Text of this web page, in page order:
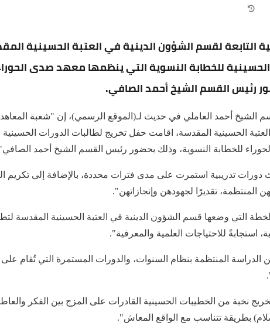
التابعة لقسم الشؤون الدينية في العتبة الحسينية
للخطابة النسوية التي ينظمها معهد صدى
رئيس القسم الشيخ أحمد الصافي.
الشيخ أحمد العاملي في حديث لـ(الموقع الرسمي)، إن "شعبة المعاهد
الحسينية المقدسة، اقامت حفل تخريج لطالبات الدورات الحسينية
للخطابة النسوية، وذلك بحضور رئيس القسم الشيخ أحمد
تدريبية استمرت على مدى فترات محددة، بالإضافة إلى تكريم
المنتظمة، تقديرًا لجهودهن وإنجازاتهن".
التي وضعها قسم الشؤون الدينية في العتبة الحسينية المقدسة
استجابةً للاحتياجات العلمية والمعرفية".
المنتظمة بنظام السنوات، والدورات المستمرة التي تُقام على
نخبة من الخطيبات الحسينية القادرات على المزج بين الفكر
بطريقة تتناسب مع الواقع المعاش".